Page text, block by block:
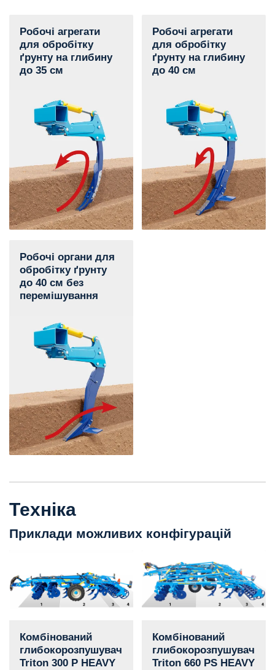
Робочі агрегати
для обробітку
ґрунту на глибину
до 35 см
Робочі агрегати
для обробітку
ґрунту на глибину
до 40 см
Робочі органи для
обробітку ґрунту
до 40 см без
перемішування
Техніка
Приклади можливих конфігурацій
Комбінований
глибокорозпушувач
Triton 300 P HEAVY
Комбінований
глибокорозпушувач
Triton 660 PS HEAVY